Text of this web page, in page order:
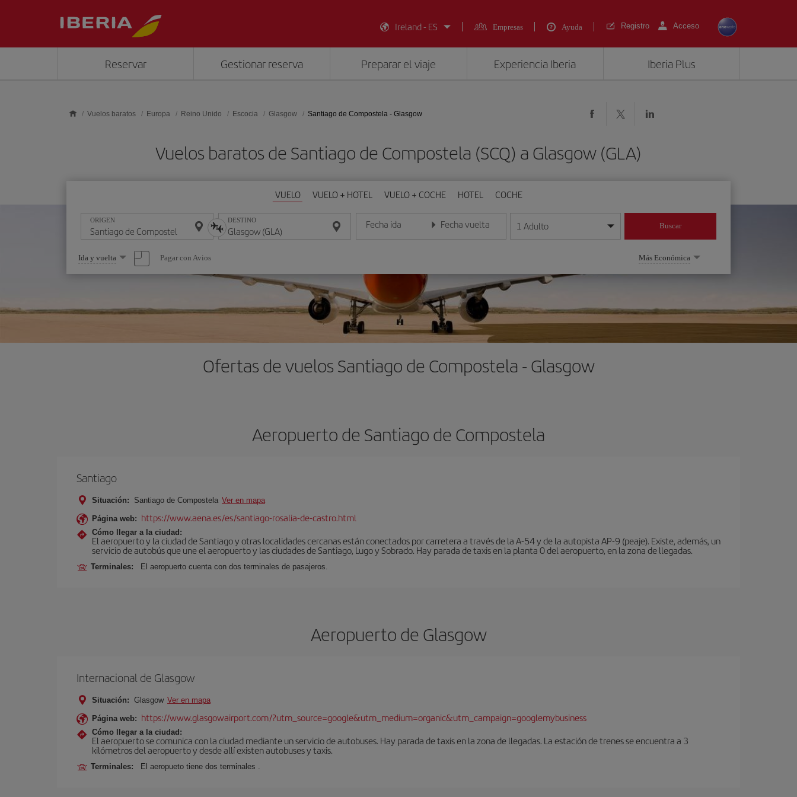
Ireland - ES
Empresas Ayuda Registro Acceso
Reservar Gestionar reserva Preparar el viaje Experiencia Iberia Iberia Plus
Vuelos baratos Europa Reino Unido Escocia Glasgow Santiago de Compostela - Glasgow
Vuelos baratos de Santiago de Compostela (SCQ) a Glasgow (GLA)
VUELO VUELO + HOTEL VUELO + COCHE HOTEL COCHE
ORIGEN DESTINO Fecha ida
Introduce la fecha en formato día/mes/año
Fecha vuelta
Introduce la fecha en formato día/mes/año
1 Adulto Buscar
Seleccione
una
opción
Ida y vuelta Pagar con Avios Más Económica
Ofertas de vuelos Santiago de Compostela - Glasgow
Aeropuerto de Santiago de Compostela
Santiago
Situación: Santiago de Compostela Ver en mapa
Página web: https://www.aena.es/es/santiago-rosalia-de-castro.html
Cómo llegar a la ciudad:
El aeropuerto y la ciudad de Santiago y otras localidades cercanas están conectados por carretera a través de la A-54 y de la autopista AP-9 (peaje). Existe, además, un
servicio de autobús que une el aeropuerto y las ciudades de Santiago, Lugo y Sobrado. Hay parada de taxis en la planta 0 del aeropuerto, en la zona de llegadas.
Terminales: El aeropuerto cuenta con dos terminales de pasajeros.
Aeropuerto de Glasgow
Internacional de Glasgow
Situación: Glasgow Ver en mapa
Página web: https://www.glasgowairport.com/?utm_source=google&utm_medium=organic&utm_campaign=googlemybusiness
Cómo llegar a la ciudad:
El aeropuerto se comunica con la ciudad mediante un servicio de autobuses. Hay parada de taxis en la zona de llegadas. La estación de trenes se encuentra a 3
kilómetros del aeropuerto y desde allí existen autobuses y taxis.
Terminales: El aeropueto tiene dos terminales .